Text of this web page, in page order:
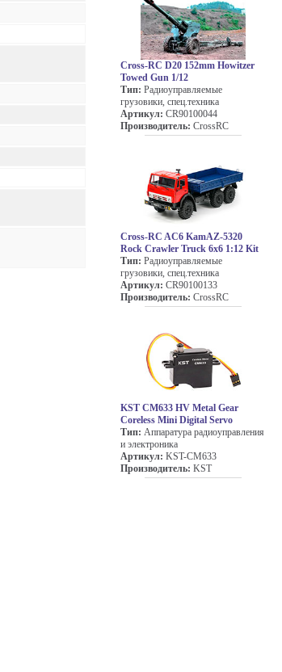
Cross-RC D20 152mm Howitzer
Towed Gun 1/12
Тип: Радиоуправляемые
грузовики, спец.техника
Артикул: CR90100044
Производитель: CrossRC
Cross-RC AC6 KamAZ-5320
Rock Crawler Truck 6x6 1:12 Kit
Тип: Радиоуправляемые
грузовики, спец.техника
Артикул: CR90100133
Производитель: CrossRC
KST CM633 HV Metal Gear
Coreless Mini Digital Servo
Тип: Аппаратура радиоуправления
и электроника
Артикул: KST-CM633
Производитель: KST